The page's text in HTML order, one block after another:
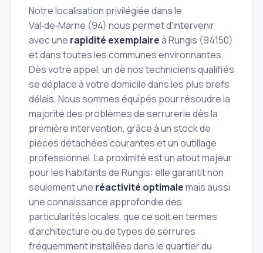
Notre localisation privilégiée dans le
Val‑de‑Marne (94) nous permet d'intervenir
avec une rapidité exemplaireà Rungis (94150)
et dans toutes les communes environnantes.
Dès votre appel, un de nos techniciens qualifiés
se déplace à votre domicile dans les plus brefs
délais. Nous sommes équipés pour résoudre la
majorité des problèmes de serrurerie dès la
première intervention, grâce à un stock de
pièces détachées courantes et un outillage
professionnel. La proximité est un atout majeur
pour les habitants de Rungis: elle garantit non
seulement une réactivité optimalemais aussi
une connaissance approfondie des
particularités locales, que ce soit en termes
d'architecture ou de types de serrures
fréquemment installées dans le quartier du